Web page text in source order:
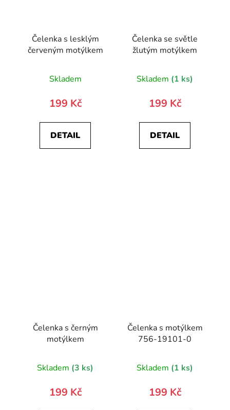
Čelenka s lesklým
červeným motýlkem
Skladem
199 Kč
DETAIL
Čelenka se světle
žlutým motýlkem
Skladem (1 ks)
199 Kč
DETAIL
Čelenka s černým
motýlkem
Skladem (3 ks)
199 Kč
Čelenka s motýlkem
756-19101-0
Skladem (1 ks)
199 Kč